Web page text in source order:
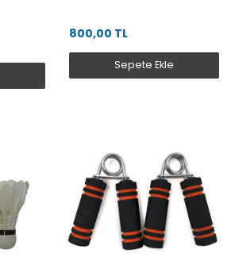
800,00 TL
Sepete Ekle